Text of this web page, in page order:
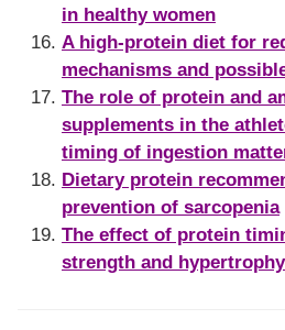
in healthy women
A high-protein diet for
mechanisms and
The role of protein and
supplements in the
timing of ingestion
Dietary protein
prevention of sarcopenia
The effect of protein
strength and